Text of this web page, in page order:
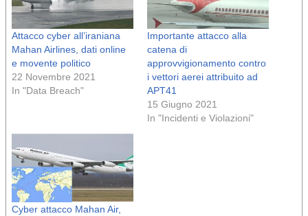
Attacco cyber all’iraniana
Mahan Airlines, dati online
e movente politico
22 Novembre 2021
In "Data Breach"
Importante attacco alla
catena di
approvvigionamento contro
i vettori aerei attribuito ad
APT41
15 Giugno 2021
In "Incidenti e Violazioni"
Cyber attacco Mahan Air,